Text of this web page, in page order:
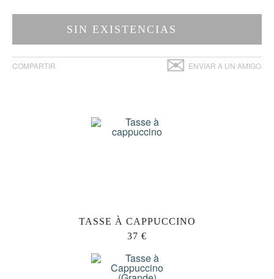
SIN EXISTENCIAS
COMPARTIR ✉ ENVIAR A UN AMIGO
TASSE À CAPPUCCINO
37 €